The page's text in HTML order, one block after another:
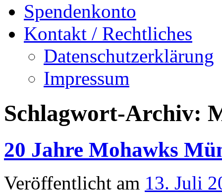
Spendenkonto
Kontakt / Rechtliches
Datenschutzerklärung
Impressum
Schlagwort-Archiv:
20 Jahre Mohawks
Veröffentlicht am 13. Juli